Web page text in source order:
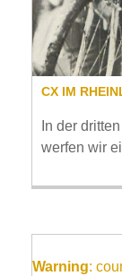
CX IM
In der
werfen wir
Warning: